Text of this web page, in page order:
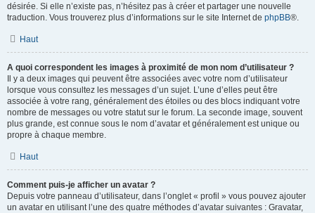
désirée. Si elle n’existe pas, n’hésitez pas à créer et partager une nouvelle
traduction. Vous trouverez plus d’informations sur le site Internet de phpBB®.
Haut
A quoi correspondent les images à proximité de mon nom d’utilisateur ?
Il y a deux images qui peuvent être associées avec votre nom d’utilisateur
lorsque vous consultez les messages d’un sujet. L’une d’elles peut être
associée à votre rang, généralement des étoiles ou des blocs indiquant votre
nombre de messages ou votre statut sur le forum. La seconde image, souvent
plus grande, est connue sous le nom d’avatar et généralement est unique ou
propre à chaque membre.
Haut
Comment puis-je afficher un avatar ?
Depuis votre panneau d’utilisateur, dans l’onglet « profil » vous pouvez ajouter
un avatar en utilisant l’une des quatre méthodes d’avatar suivantes : Gravatar,